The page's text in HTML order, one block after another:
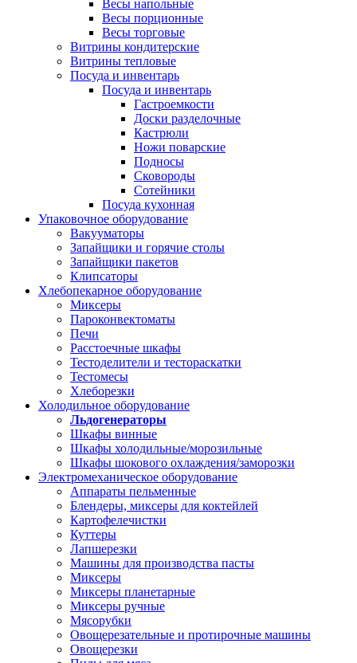
Весы напольные
Весы порционные
Весы торговые
Витрины кондитерские
Витрины тепловые
Посуда и инвентарь
Посуда и инвентарь
Гастроемкости
Доски разделочные
Кастрюли
Ножи поварские
Подносы
Сковороды
Сотейники
Посуда кухонная
Упаковочное оборудование
Вакууматоры
Запайщики и горячие столы
Запайщики пакетов
Клипсаторы
Хлебопекарное оборудование
Миксеры
Пароконвектоматы
Печи
Расстоечные шкафы
Тестоделители и тестораскатки
Тестомесы
Хлеборезки
Холодильное оборудование
Льдогенераторы
Шкафы винные
Шкафы холодильные/морозильные
Шкафы шокового охлаждения/заморозки
Электромеханическое оборудование
Аппараты пельменные
Блендеры, миксеры для коктейлей
Картофелечистки
Куттеры
Лапшерезки
Машины для производства пасты
Миксеры
Миксеры планетарные
Миксеры ручные
Мясорубки
Овощерезательные и протирочные машины
Овощерезки